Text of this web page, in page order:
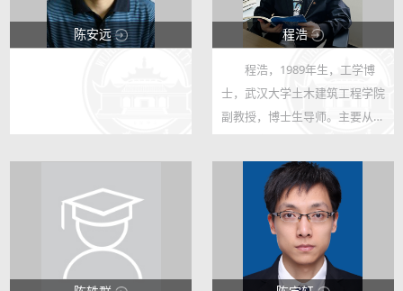
陈安远 程浩
63351
867
程浩，1989年生，工学博
士，武汉大学土木建筑工程学院
副教授，博士生导师。主要从事
岩石破裂数值分析方法等方面的
研究。主持国家自然科学基金项
目3项、中央高校基本科研基金
等省部级...